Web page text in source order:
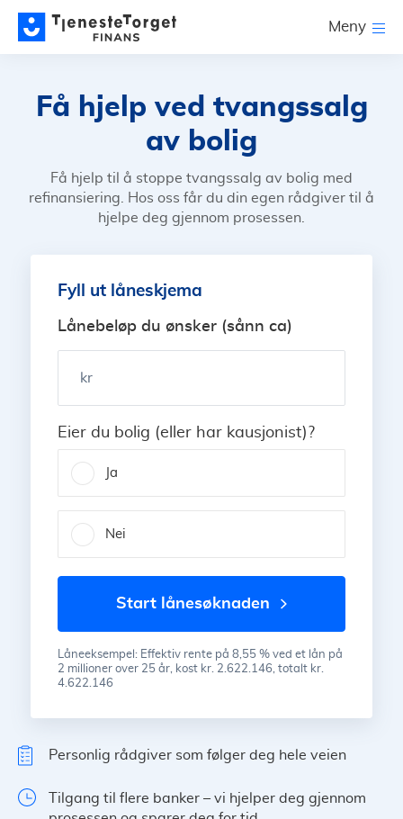
Meny
Få hjelp ved tvangssalg
av bolig
Få hjelp til å stoppe tvangssalg av bolig med
refinansiering. Hos oss får du din egen rådgiver til å
hjelpe deg gjennom prosessen.
Fyll ut låneskjema
Lånebeløp du ønsker (sånn ca)
kr
Eier du bolig (eller har kausjonist)?
Ja
Nei
start lånesøknaden
Låneeksempel: Effektiv rente på 8,55 % ved et lån på
2 millioner over 25 år, kost kr. 2.622.146, totalt kr.
4.622.146
Personlig rådgiver som følger deg hele veien
Tilgang til flere banker – vi hjelper deg gjennom